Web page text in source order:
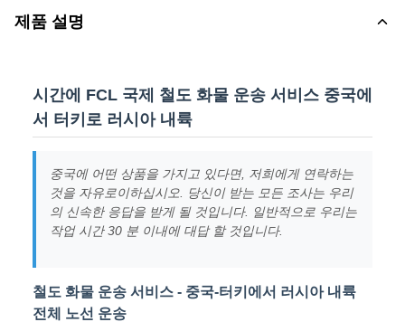
제품 설명
시간에 FCL 국제 철도 화물 운송 서비스 중국에
서 터키로 러시아 내륙
중국에 어떤 상품을 가지고 있다면, 저희에게 연락하는
것을 자유로이하십시오. 당신이 받는 모든 조사는 우리
의 신속한 응답을 받게 될 것입니다. 일반적으로 우리는
작업 시간 30 분 이내에 대답 할 것입니다.
철도 화물 운송 서비스 - 중국-터키에서 러시아 내륙
전체 노선 운송